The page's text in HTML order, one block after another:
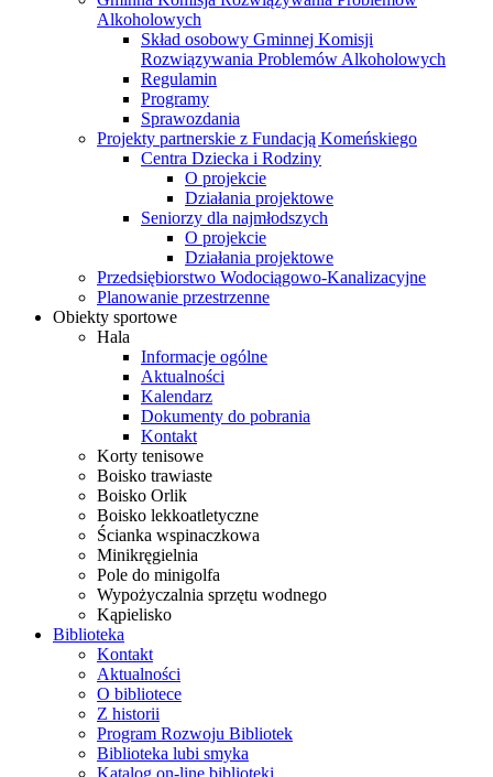
Alkoholowych
Skład osobowy Gminnej Komisji
Rozwiązywania Problemów Alkoholowych
Regulamin
Programy
Sprawozdania
Projekty partnerskie z Fundacją Komeńskiego
Centra Dziecka i Rodziny
O projekcie
Działania projektowe
Seniorzy dla najmłodszych
O projekcie
Działania projektowe
Przedsiębiorstwo Wodociągowo-Kanalizacyjne
Planowanie przestrzenne
Obiekty sportowe
Hala
Informacje ogólne
Aktualności
Kalendarz
Dokumenty do pobrania
Kontakt
Korty tenisowe
Boisko trawiaste
Boisko Orlik
Boisko lekkoatletyczne
Ścianka wspinaczkowa
Minikręgielnia
Pole do minigolfa
Wypożyczalnia sprzętu wodnego
Kąpielisko
Biblioteka
Kontakt
Aktualności
O bibliotece
Z historii
Program Rozwoju Bibliotek
Biblioteka lubi smyka
Katalog on-line biblioteki